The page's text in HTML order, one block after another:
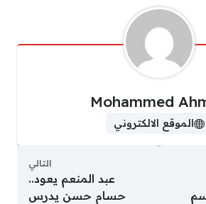
Mohammed
الموقع الالكتروني
التالي
عبد المنعم يعود..
حسام حسن يدرس